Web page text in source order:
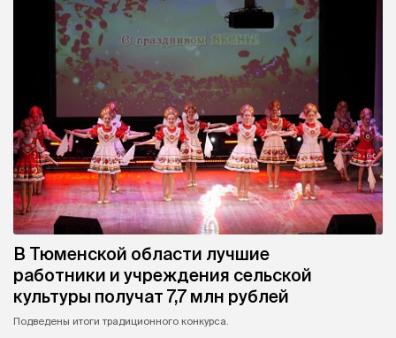
В Тюменской области лучшие
работники и учреждения сельской
культуры получат 7,7 млн рублей
Подведены итоги традиционного конкурса.